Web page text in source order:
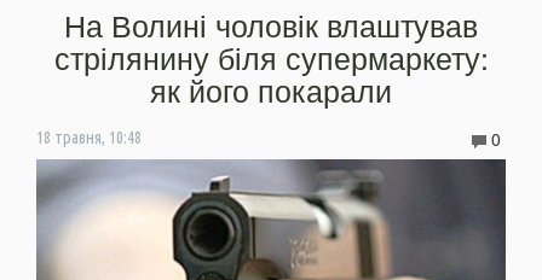
На Волині чоловік влаштував
стрілянину біля супермаркету:
як його покарали
18 травня, 10:48 0